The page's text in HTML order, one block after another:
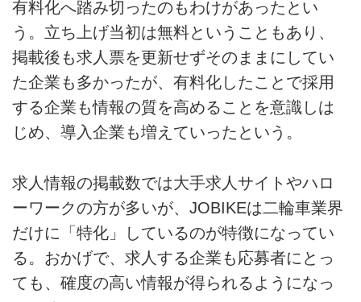
有料化へ踏み切ったのもわけがあったとい
う。立ち上げ当初は無料ということもあり、
掲載後も求人票を更新せずそのままにしてい
た企業も多かったが、有料化したことで採用
する企業も情報の質を高めることを意識しは
じめ、導入企業も増えていったという。
求人情報の掲載数では大手求人サイトやハロ
ーワークの方が多いが、JOBIKEは二輪車業界
だけに「特化」しているのが特徴になってい
る。おかげで、求人する企業も応募者にとっ
ても、確度の高い情報が得られるようになっ